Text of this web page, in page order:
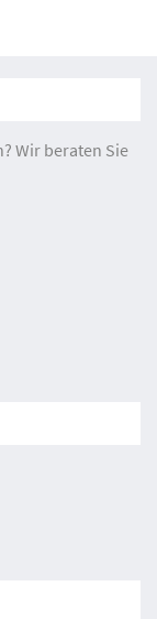
Wir beraten Sie